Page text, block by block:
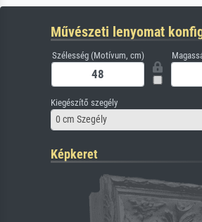
Művészeti lenyomat
Szélesség (Motívum, cm)
Kiegészítő szegély
0 cm Szegély
Képkeret